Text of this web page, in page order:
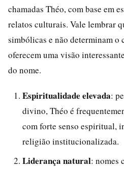
chamadas Théo, com base em
relatos culturais. Vale lembrar
simbólicas e não determinam o
oferecem uma visão
do nome.
Espiritualidade elevada:
divino, Théo é
com forte senso espiritual,
religião institucionalizada.
Liderança natural: nomes